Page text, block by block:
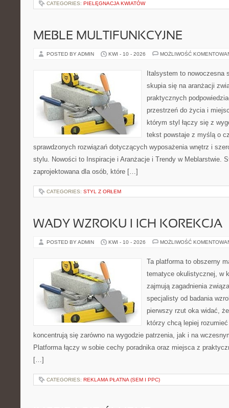
CATEGORIES: PIELĘGNACJA KWIATÓW
MEBLE MULTIFUNKCYJNE
POSTED BY ADMIN KWI - 10 - 2026 MOŻLIWOŚĆ
Italsystem to nowoczesna
skupia się na aranżacji
praktycznych
przestrzeń do życia i
którym styl łączy się z
tekst powstaje z myślą o
sprawdzonych rozwiązań dotyczących wyposażenia wnętrz i
stylu. Nowości to Inspiracje i Aranżacje i Trendy w Meblarstwie.
zaprojektowana dla osób, które […]
CATEGORIES: STYL Z ORŁEM
WADY WZROKU I ICH KOREKCJA
POSTED BY ADMIN KWI - 10 - 2026 MOŻLIWOŚĆ
Ta platforma to obszerny
tematyce okulistycznej, w
zajmują zagadnienia
specjalisty od badania
pierwszy rzut oka widać,
którzy chcą lepiej
koncentrują się zarówno na wygodzie patrzenia, jak i na
Platforma łączy w sobie cechy poradnika oraz miejsca z
[…]
CATEGORIES: REKLAMA PŁATNA (SEM I PPC)